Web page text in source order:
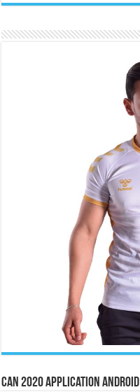
CAN 2020 Application Android